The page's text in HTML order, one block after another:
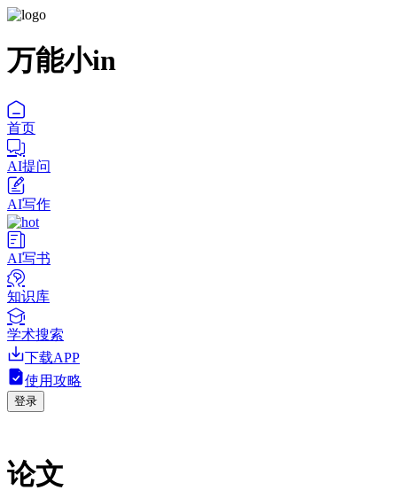
万能小in
首页
AI提问
AI写作
AI写书
知识库
学术搜索
下载APP
使用攻略
登录
论文